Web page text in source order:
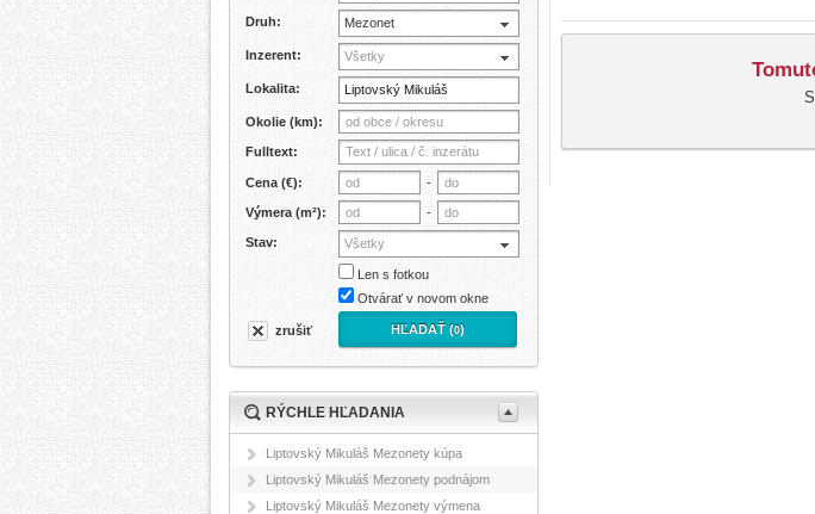
Druh: Mezonet
Inzerent: Všetky
Lokalita:
Okolie (km):
Fulltext:
Cena (€): -
Výmera (m²): -
Stav: Všetky
Len s fotkou
Otvárať v novom okne
zrušiť HĽADAŤ (0)
RÝCHLE HĽADANIA
Liptovský Mikuláš Mezonety kúpa
Liptovský Mikuláš Mezonety podnájom
Liptovský Mikuláš Mezonety výmena